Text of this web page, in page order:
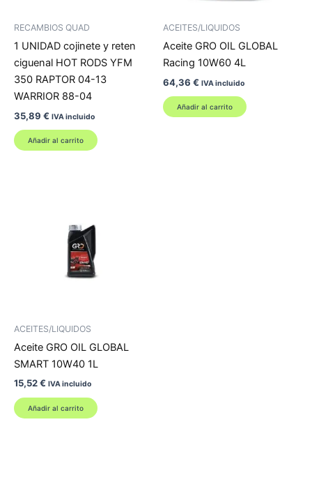
RECAMBIOS QUAD
1 UNIDAD cojinete y reten
ciguenal HOT RODS YFM
350 RAPTOR 04-13
WARRIOR 88-04
35,89 € IVA incluido
Añadir al carrito
ACEITES/LIQUIDOS
Aceite GRO OIL GLOBAL
Racing 10W60 4L
64,36 € IVA incluido
Añadir al carrito
ACEITES/LIQUIDOS
Aceite GRO OIL GLOBAL
SMART 10W40 1L
15,52€ IVA incluido
Añadir al carrito